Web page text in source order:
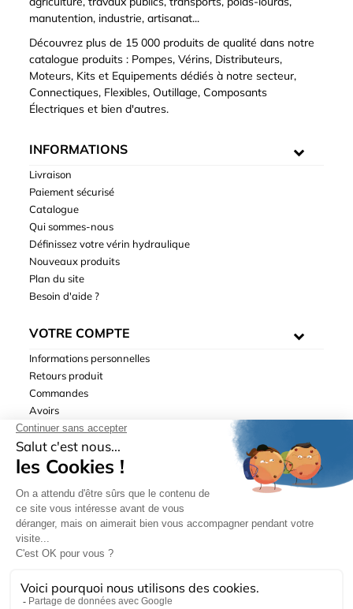
manutention, industrie, artisanat...
Découvrez plus de 15 000 produits de qualité dans notre
catalogue produits : Pompes, Vérins, Distributeurs,
Moteurs, Kits et Equipements dédiés à notre secteur,
Connectiques, Flexibles, Outillage, Composants
Électriques et bien d'autres.
INFORMATIONS
Livraison
Paiement sécurisé
Catalogue
Qui sommes-nous
Définissez votre vérin hydraulique
Nouveaux produits
Plan du site
Besoin d'aide ?
VOTRE COMPTE
Informations personnelles
Retours produit
Commandes
Avoirs
Adresses
Bons de réduction
de ventes| © Hydrodis 2003-2026. Tous droits réservés